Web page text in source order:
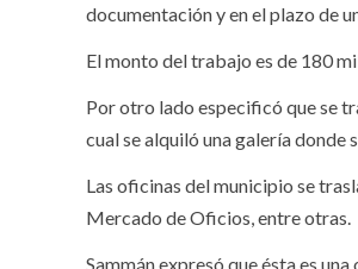
documentación y en el plazo de
El monto del trabajo es de 180
Por otro lado especificó que se
cual se alquiló una galería donde
Las oficinas del municipio se
Mercado de Oficios, entre otras.
Sammán expresó que ésta es